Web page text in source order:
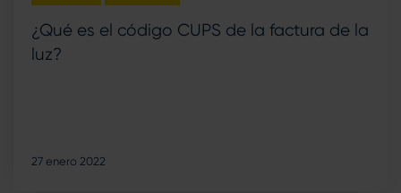
¿Qué es el código CUPS de la factura de la
luz?
27 enero 2022